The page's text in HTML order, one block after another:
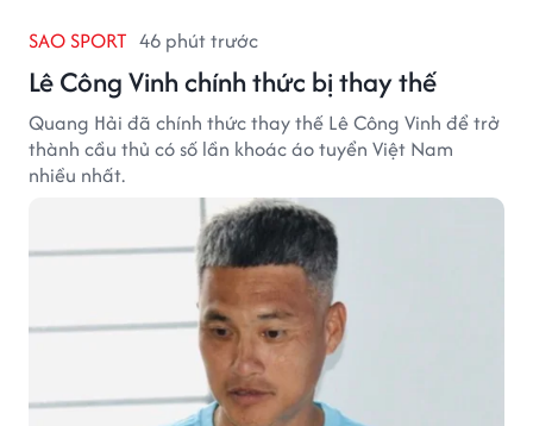
SAO SPORT 46 phút trước
Lê Công Vinh chính thức bị thay thế
Quang Hải đã chính thức thay thế Lê Công Vinh để trở
thành cầu thủ có số lần khoác áo tuyển Việt Nam
nhiều nhất.